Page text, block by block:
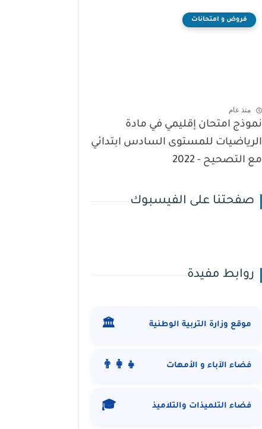
فروض و امتحانات
منذ عام
نموذج امتحان إقليمي في مادة
الرياضيات للمستوى السادس ابتدائي
مع التصحيح - 2022
صفحتنا على الفيسبوك
روابط مفيدة
موقع وزارة التربية الوطنية 🏛️
فضاء الآباء و الأمهات 👨‍👩‍👧
فضاء التلميذات والتلاميذ 🎓